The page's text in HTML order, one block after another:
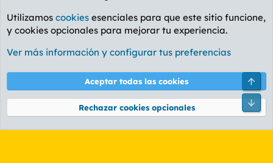
Foro General
Cookies
PL OLDSTYLE AMARILLO
Términos y reglas Política de privacidad Ayuda
Community platform by XenForo® © 2010-2026 XenForo Ltd.
Utilizamos cookies esenciales para que este sitio funcione,
y cookies opcionales para mejorar tu experiencia.
Ver más información y configurar tus preferencias
Aceptar todas las cookies
Rechazar cookies opcionales
Pie